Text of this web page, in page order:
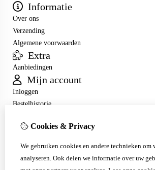
Informatie
Over ons
Verzending
Algemene voorwaarden
Extra
Aanbiedingen
Mijn account
Inloggen
Bestelhistorie
Nieuwsbrief
Cookies & Privacy
We gebruiken cookies en andere technieken om
analyseren. Ook delen we informatie over uw